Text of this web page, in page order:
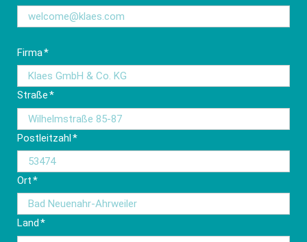
Pflichtfeld
Firma*
Pflichtfeld
Straße*
Pflichtfeld
Postleitzahl*
Pflichtfeld
Ort*
Pflichtfeld
Land *